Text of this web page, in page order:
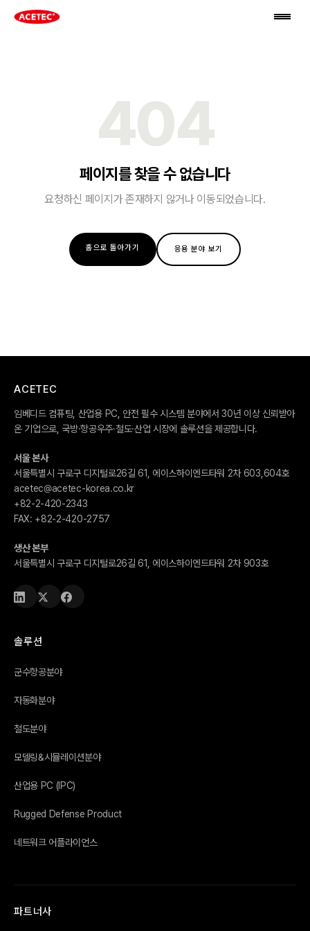
404
페이지를 찾을 수 없습니다
요청하신 페이지가 존재하지 않거나 이동되었습니다.
홈으로 돌아가기 응용 분야 보기
ACETEC
임베디드 컴퓨팅, 산업용 PC, 안전 필수 시스템 분야에서 30년 이상 신뢰받아
온 기업으로, 국방·항공우주·철도·산업 시장에 솔루션을 제공합니다.
서울 본사
서울특별시 구로구 디지털로26길 61, 에이스하이엔드타워 2차 603,604호
acetec@acetec-korea.co.kr
+82-2-420-2343
FAX: +82-2-420-2757
생산 본부
서울특별시 구로구 디지털로26길 61, 에이스하이엔드타워 2차 903호
솔루션
군수항공분야
자동화분야
철도분야
모델링&시뮬레이션분야
산업용 PC (IPC)
Rugged Defense Product
네트워크 어플라이언스
파트너사